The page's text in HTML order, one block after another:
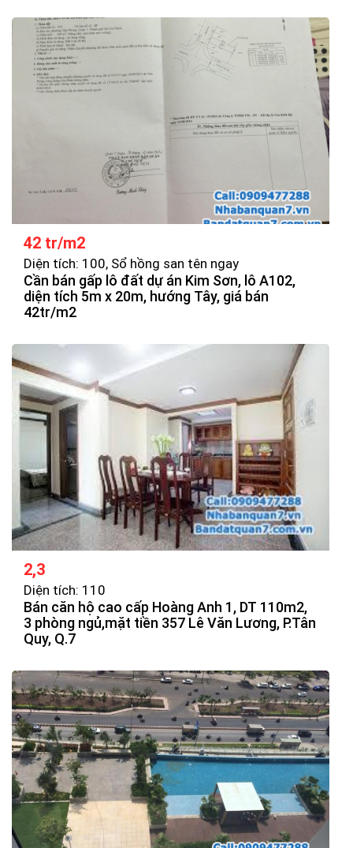
42 tr/m2
Diện tích: 100, Sổ hồng san tên ngay
Cần bán gấp lô đất dự án Kim Sơn, lô A102,
diện tích 5m x 20m, hướng Tây, giá bán
42tr/m2
2,3
Diện tích: 110
Bán căn hộ cao cấp Hoàng Anh 1, DT 110m2,
3 phòng ngủ,mặt tiền 357 Lê Văn Lương, P.Tân
Quy, Q.7